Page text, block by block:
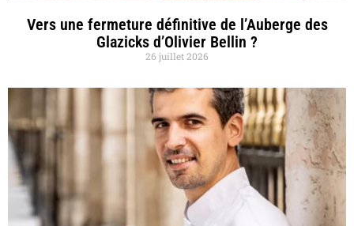
Vers une fermeture définitive de l’Auberge des
Glazicks d’Olivier Bellin ?
26 juillet 2026